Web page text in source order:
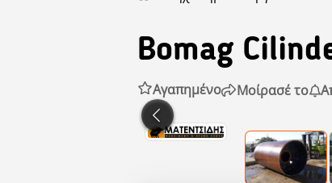
Bomag
Αγαπημένο Μοίρασέ το